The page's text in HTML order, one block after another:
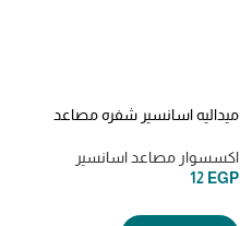
ميداليه اسانسير شفره مصاعد
اكسسوار مصاعد اسانسير
12 EGP